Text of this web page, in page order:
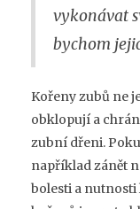
vykonávat
bychom
Kořeny zubů ne
obklopují a
zubní dřeni.
například zánět
bolesti a nutnosti